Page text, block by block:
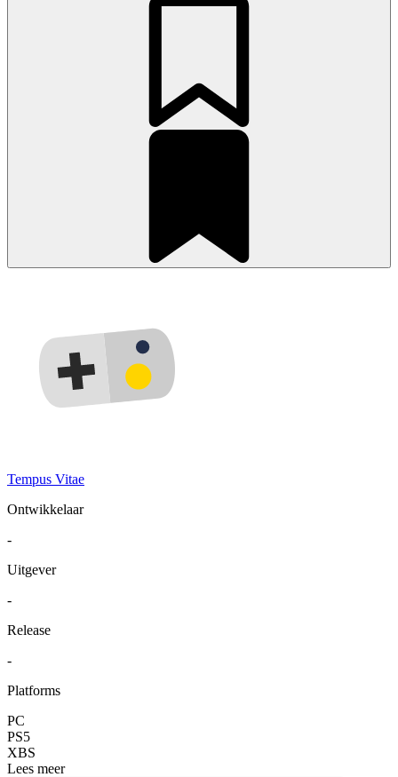
Tempus Vitae
Ontwikkelaar
-
Uitgever
-
Release
-
Platforms
PC
PS5
XBS
Lees meer